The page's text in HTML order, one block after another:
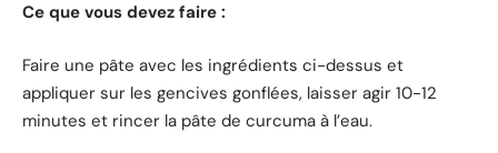
Ce que vous devez faire :
Faire une pâte avec les ingrédients ci-dessus et
appliquer sur les gencives gonflées, laisser agir 10-12
minutes et rincer la pâte de curcuma à l’eau.